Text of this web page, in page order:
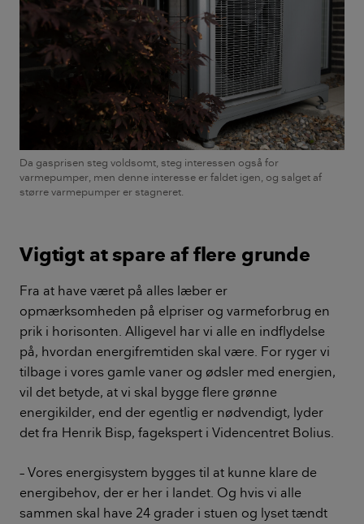
Da gasprisen steg voldsomt, steg interessen også for
varmepumper, men denne interesse er faldet igen, og salget af
større varmepumper er stagneret.
Vigtigt at spare af flere grunde
Fra at have været på alles læber er
opmærksomheden på elpriser og varmeforbrug en
prik i horisonten. Alligevel har vi alle en indflydelse
på, hvordan energifremtiden skal være. For ryger vi
tilbage i vores gamle vaner og ødsler med energien,
vil det betyde, at vi skal bygge flere grønne
energikilder, end der egentlig er nødvendigt, lyder
det fra Henrik Bisp, fagekspert i Videncentret Bolius.
– Vores energisystem bygges til at kunne klare de
energibehov, der er her i landet. Og hvis vi alle
sammen skal have 24 grader i stuen og lyset tændt